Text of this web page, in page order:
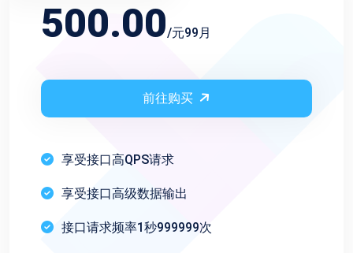
500.00/元99月
前往购买
享受接口高QPS请求
享受接口高级数据输出
接口请求频率1秒999999次